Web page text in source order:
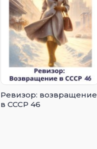
Ревизор: возвращение
в СССР 46